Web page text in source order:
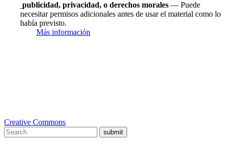
publicidad, privacidad, o derechos morales — Puede
necesitar permisos adicionales antes de usar el material como lo
había previsto.
Más información
Creative Commons
submit